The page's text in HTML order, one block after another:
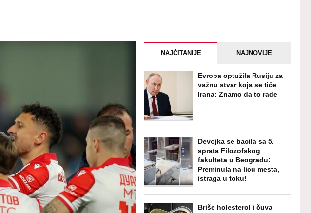
NAJČITANIJE NAJNOVIJE
Evropa optužila Rusiju za
važnu stvar koja se tiče
Irana: Znamo da to rade
Devojka se bacila sa 5.
sprata Filozofskog
fakulteta u Beogradu:
Preminula na licu mesta,
istraga u toku!
Briše holesterol i čuva